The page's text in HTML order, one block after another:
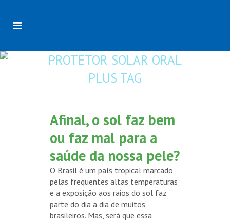
PROTETOR SOLAR ORAL
PLUS TAG
Afinal, o sol faz bem
ou faz mal para a
saúde da nossa pele?
O Brasil é um país tropical marcado
pelas frequentes altas temperaturas
e a exposição aos raios do sol faz
parte do dia a dia de muitos
brasileiros. Mas, será que essa